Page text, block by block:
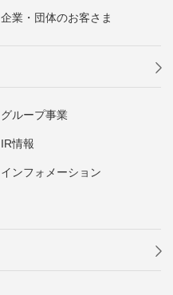
企業・団体のお客さま
グループ事業
IR情報
インフォメーション